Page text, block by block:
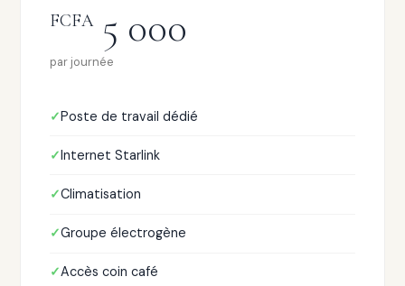
FCFA5 000
par journée
Poste de travail dédié
Internet Starlink
Climatisation
Groupe électrogène
Accès coin café